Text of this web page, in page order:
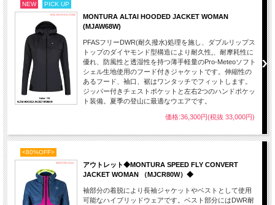
NEW PICK UP
MONTURA ALTAI HOODED JACKET WOMAN
(MJAW68W)
PFASフリーDWR(耐久撥水)処理を施し、ダブルリップス
トップのダイヤモンド型構造により耐久性,、耐摩耗性に
優れ、防風性と透湿性を持つ薄手軽量のPro-Meteoソフト
シェル生地使用のフード付きジャケットです。伸縮性の
あるフード、袖口、裾はワンタッチでフィットします。
ジッパー付きチェストポケットと左右2つのハンドポケッ
ト装備。夏季の登山に最適なウエアです。
価格:36,300円(税抜 33,000円)
<80%OFF>
アウトレット◆MONTURA SPEED FLY CONVERT
JACKET WOMAN （MJCR80W）◆
袖部分の着脱により長袖ジャケットやベストとして使用
可能なハイブリッドウェアです。ベスト部分にはDWR耐